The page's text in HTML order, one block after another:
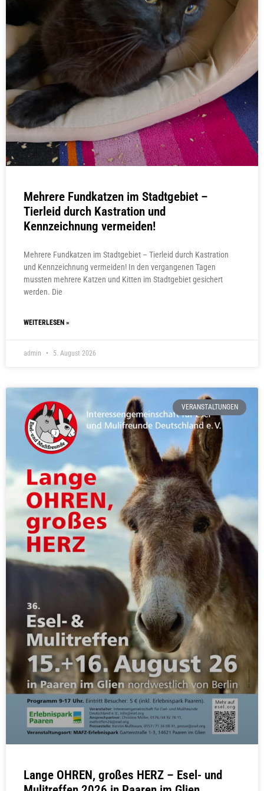
Mehrere Fundkatzen im Stadtgebiet –
Tierleid durch Kastration und
Kennzeichnung vermeiden!
Mehrere Fundkatzen im Stadtgebiet – Tierleid durch Kastration
und Kennzeichnung vermeiden! In den vergangenen Tagen
mussten mehrere Katzen und Kitten im Stadtgebiet gesichert
werden. Die
WEITERLESEN »
admin 5. August 2026
VERANSTALTUNGEN
Lange OHREN, großes HERZ – Esel- und